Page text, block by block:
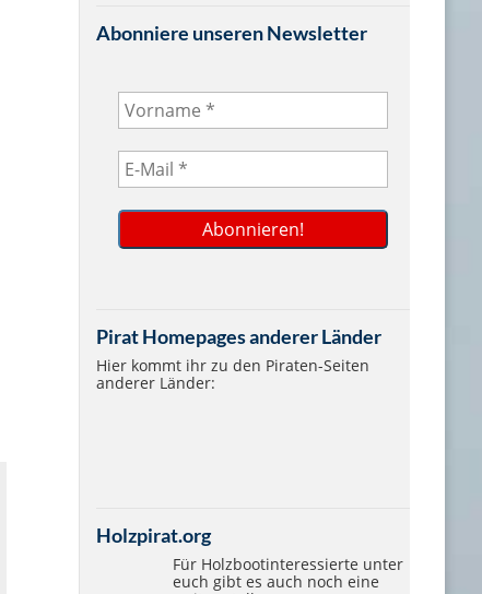
Abonniere unseren Newsletter
Pirat Homepages anderer Länder
Hier kommt ihr zu den Piraten-Seiten
anderer Länder:
Holzpirat.org
Für Holzbootinteressierte unter
euch gibt es auch noch eine